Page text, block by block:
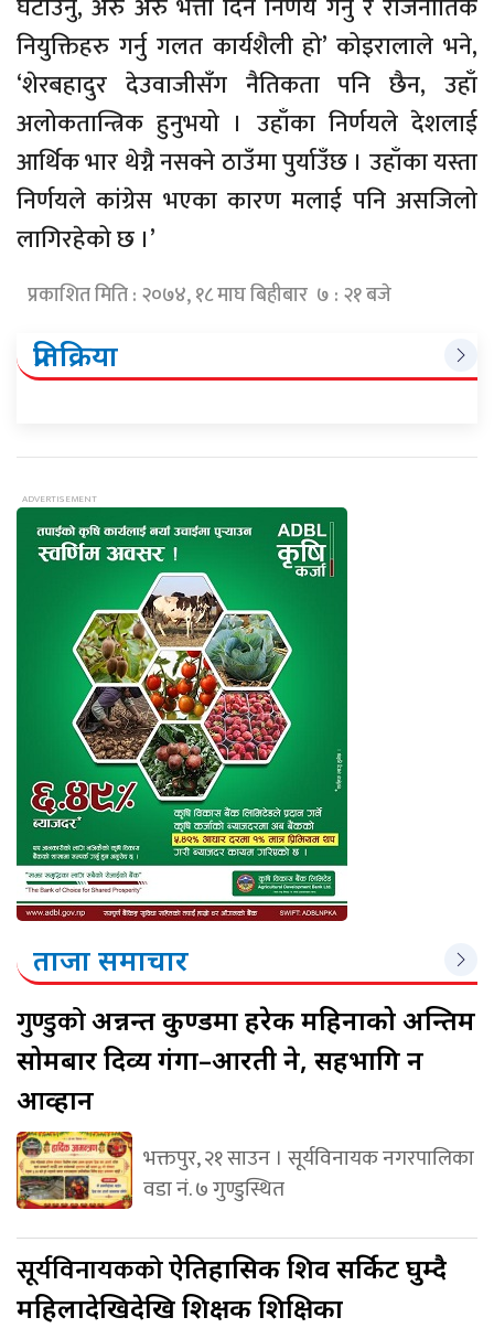
नियुक्तिहरु गर्नु गलत कार्यशैली हो’ कोइरालाले भने,
‘शेरबहादुर देउवाजीसँग नैतिकता पनि छैन, उहाँ
अलोकतान्त्रिक हुनुभयो । उहाँका निर्णयले देशलाई
आर्थिक भार थेग्नै नसक्ने ठाउँमा पुर्याउँछ । उहाँका यस्ता
निर्णयले कांग्रेस भएका कारण मलाई पनि असजिलो
लागिरहेको छ ।’
प्रकाशित मिति : २०७४, १८ माघ बिहीबार ७ : २१ बजे
प्रतिक्रिया
ताजा समाचार
गुण्डुकोअन्नन्त कुण्डमा हरेक महिनाको अन्तिम
सोमबार दिव्य गंगा–आरती हुने, सहभागि हुन
आव्हान
भक्तपुर, २१ साउन । सूर्यविनायक नगरपालिका
वडा नं. ७ गुण्डुस्थित
सूर्यविनायककोऐतिहासिक शिव सर्किट घुम्दै
महिलादेखिदेखि शिक्षक शिक्षिका